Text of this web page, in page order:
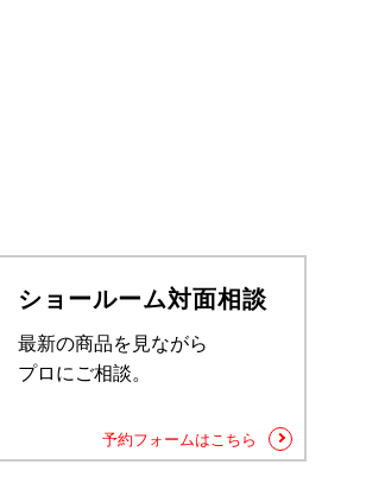
ショールーム対面相談
最新の商品を見ながら
プロにご相談。
予約フォームはこちら